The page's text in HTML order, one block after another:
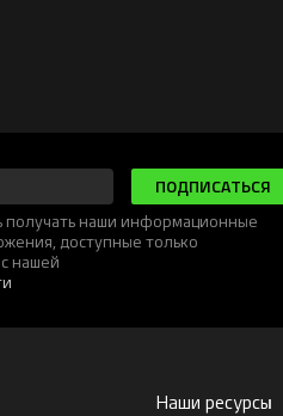
ПОДПИСАТЬСЯ
получать наши информационные
доступные только
нашей
Наши ресурсы